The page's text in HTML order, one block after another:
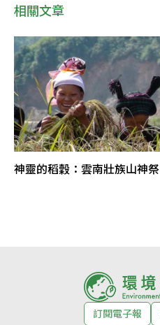
相關文章
神靈的稻穀：雲南壯族山神祭
訂閱電子報